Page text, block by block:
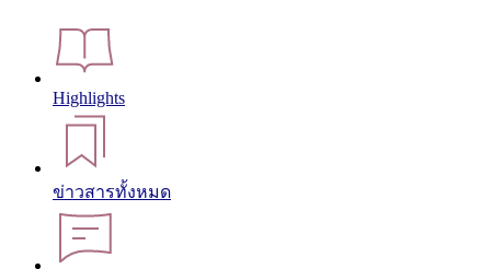
Highlights
ข่าวสารทั้งหมด